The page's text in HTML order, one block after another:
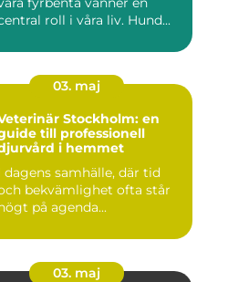
roll i våra liv. Hund...
03. maj
Stockholm: en
till professionell
i hemmet
dagens samhälle, där tid
bekvämlighet ofta står
på agenda...
03. maj